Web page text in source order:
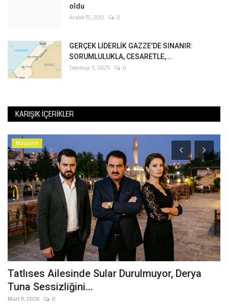
oldu
Aralık 15, 2012 0
GERÇEK LİDERLİK GAZZE’DE SINANIR:
SORUMLULUKLA, CESARETLE,...
Temmuz 3, 2025 0
KARIŞIK İÇERIKLER
Magazin
Tatlıses Ailesinde Sular Durulmuyor, Derya
Tuna Sessizliğini...
Mart 11, 2026 0